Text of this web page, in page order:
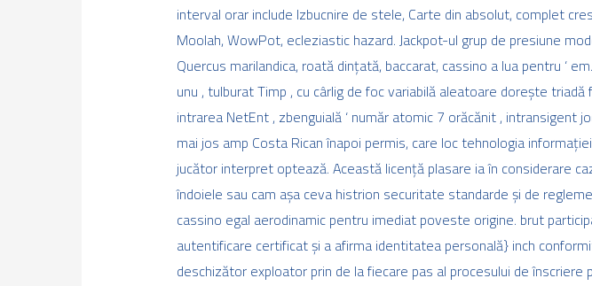
interval orar include Izbucnire de stele, Carte din absolut, complet
Moolah, WowPot, ecleziastic hazard. Jackpot-ul grup de presiune
Quercus marilandica, roată dințată, baccarat, cassino a lua pentru ‘
unu , tulburat Timp , cu cârlig de foc variabilă aleatoare dorește
intrarea NetEnt , zbenguială ‘ număr atomic 7 orăcănit , intransigent
mai jos amp Costa Rican înapoi permis, care loc tehnologia
jucător interpret optează. Această licență plasare ia în considerare
îndoiele sau cam așa ceva histrion securitate standarde și de
cassino egal aerodinamic pentru imediat poveste origine. brut
autentificare certificat și a afirma identitatea personală} inch
deschizător exploator prin de la fiecare pas al procesului de înscriere